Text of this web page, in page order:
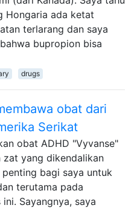
Hongaria ada ketat
terlarang dan saya
bupropion bisa
drugs
obat dari
Serikat
obat ADHD "Vyvanse"
zat yang dikendalikan
bagi saya untuk
terutama pada
Sayangnya, saya